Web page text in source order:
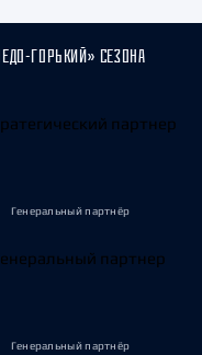
ГОРЬКИЙ» СЕЗОНА
Генеральный партнёр
Генеральный партнёр